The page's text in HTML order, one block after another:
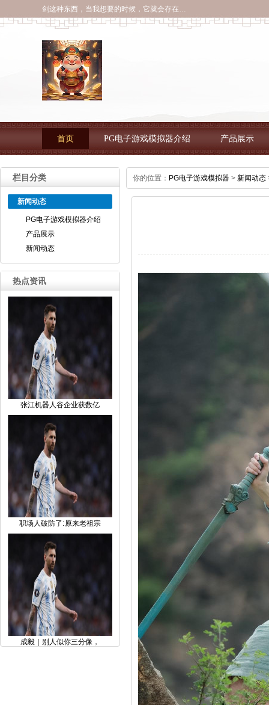
剑这种东西，当我想要的时候，它就会存在…
首页 PG电子游戏模拟器介绍 产品展示
栏目分类
新闻动态
PG电子游戏模拟器介绍
产品展示
新闻动态
热点资讯
张江机器人谷企业获数亿
职场人破防了: 原来老祖宗
成毅｜别人似你三分像，
你的位置： PG电子游戏模拟器 > 新闻动态